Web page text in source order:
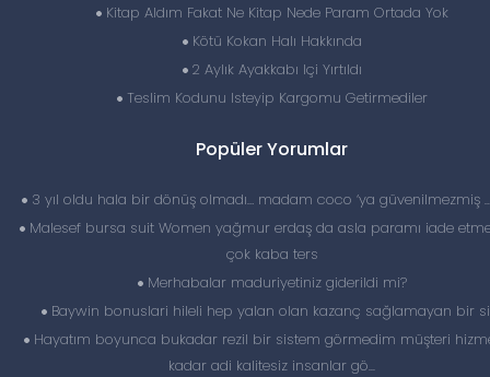
Kitap Aldım Fakat Ne Kitap Nede Param Ortada Yok
Kötü Kokan Halı Hakkında
2 Aylık Ayakkabı Içi Yırtıldı
Teslim Kodunu Isteyip Kargomu Getirmediler
Popüler Yorumlar
3 yıl oldu hala bir dönüş olmadı… madam coco ‘ya güvenilmezmiş
Malesef bursa suit Women yağmur erdaş da asla paramı iade
çok kaba ters
Merhabalar maduriyetiniz giderildi mi?
Baywin bonuslari hileli hep yalan olan kazanç sağlamayan bir
Hayatım boyunca bukadar rezil bir sistem görmedim müşteri
kadar adi kalitesiz insanlar gö...